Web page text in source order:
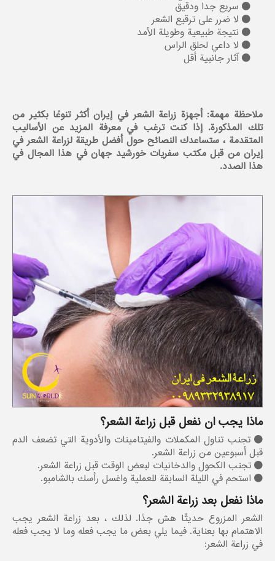
سريع جدا ودقيق
لا ضرر على ترقيع الشعر
نتيجة طبيعية وطويلة الأمد
لا داعي لحلق الراس
آثار جانبية أقل
ملاحظة مهمة: أجهزة زراعة الشعر في إيران أكثر تنوعًا بكثير من
تلك المذكورة. إذا كنت ترغب في معرفة المزيد عن الأساليب
المتقدمة ، ستساعدك النصائح حول أفضل طريقة لزراعة الشعر في
إيران من قبل مکتب سفریات خورشید جهان في هذا المجال في
هذا الصدد.
ماذا يجب ان نفعل قبل زراعة الشعر؟
تجنب تناول المكملات والفيتامينات والأدوية التي تضعف الدم
قبل أسبوعين من زراعة الشعر.
تجنب الكحول والدخانیات لبعض الوقت قبل زراعة الشعر.
استحم في الليلة السابقة للعملية واغسل رأسك بالشامبو.
ماذا نفعل بعد زراعة الشعر؟
الشعر المزروع حديثًا هش جدًا. لذلك ، بعد زراعة الشعر يجب
الاهتمام بها بعناية. فيما يلي بعض ما يجب فعله وما لا يجب فعله
في زراعة الشعر: